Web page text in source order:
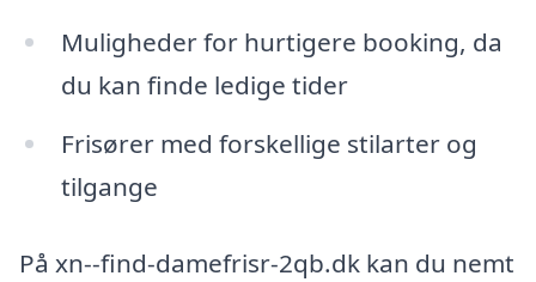
Muligheder for hurtigere booking, da
du kan finde ledige tider
Frisører med forskellige stilarter og
tilgange
På xn--find-damefrisr-2qb.dk kan du nemt